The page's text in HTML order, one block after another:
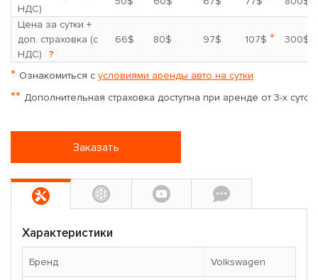
НДС)
Цена за сутки +
доп. страховка (с
НДС)
?
66$ 80$ 97$ 107$ * 300$
* Ознакомиться с условиями аренды авто на сутки
** Дополнительная страховка доступна при аренде от 3-х суток
Заказать
Характеристики
Бренд Volkswagen